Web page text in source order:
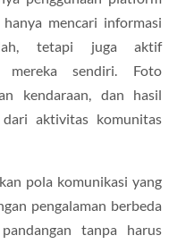
mencari informasi
tetapi juga aktif
mereka sendiri. Foto
kendaraan, dan hasil
aktivitas komunitas
pola komunikasi yang
pengalaman berbeda
tanpa harus